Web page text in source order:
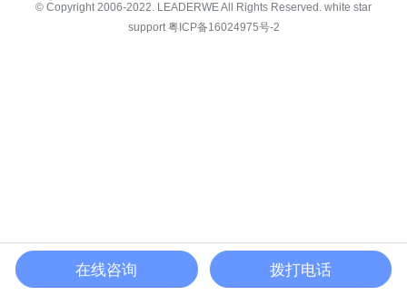
© Copyright 2006-2022. LEADERWEAll Rights Reserved. white star
support粤ICP备16024975号-2
在线咨询 拨打电话